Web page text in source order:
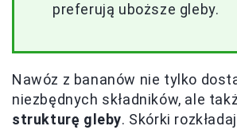
preferują uboższe gleby.
Nawóz z bananów nie tylko
niezbędnych składników, ale
strukturę gleby. Skórki